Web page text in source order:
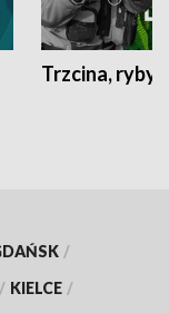
Trzcina, ryby
/
/ KIELCE /